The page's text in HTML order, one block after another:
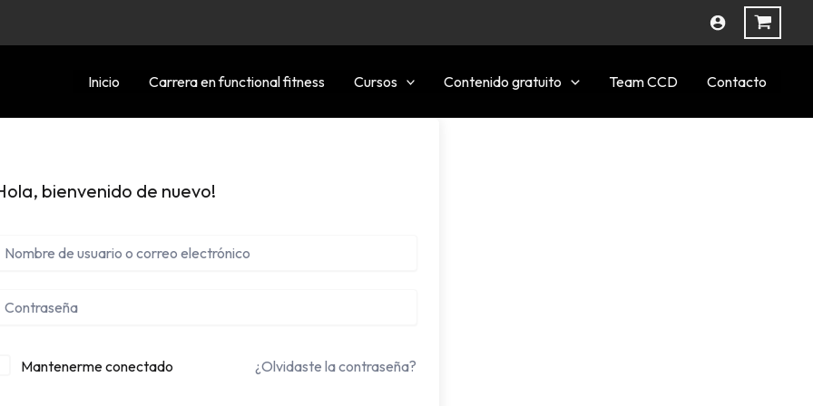
Inicio
Carrera en functional fitness Cursos Contenido gratuito Team CCD Contacto
bienvenido de nuevo!
Mantenerme conectado ¿Olvidaste la contraseña?